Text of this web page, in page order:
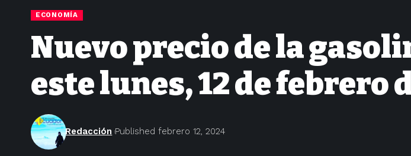
ECONOMÍA
Nuevo precio de la
este lunes, 12 de febrero
Redacción Published febrero 12, 2024